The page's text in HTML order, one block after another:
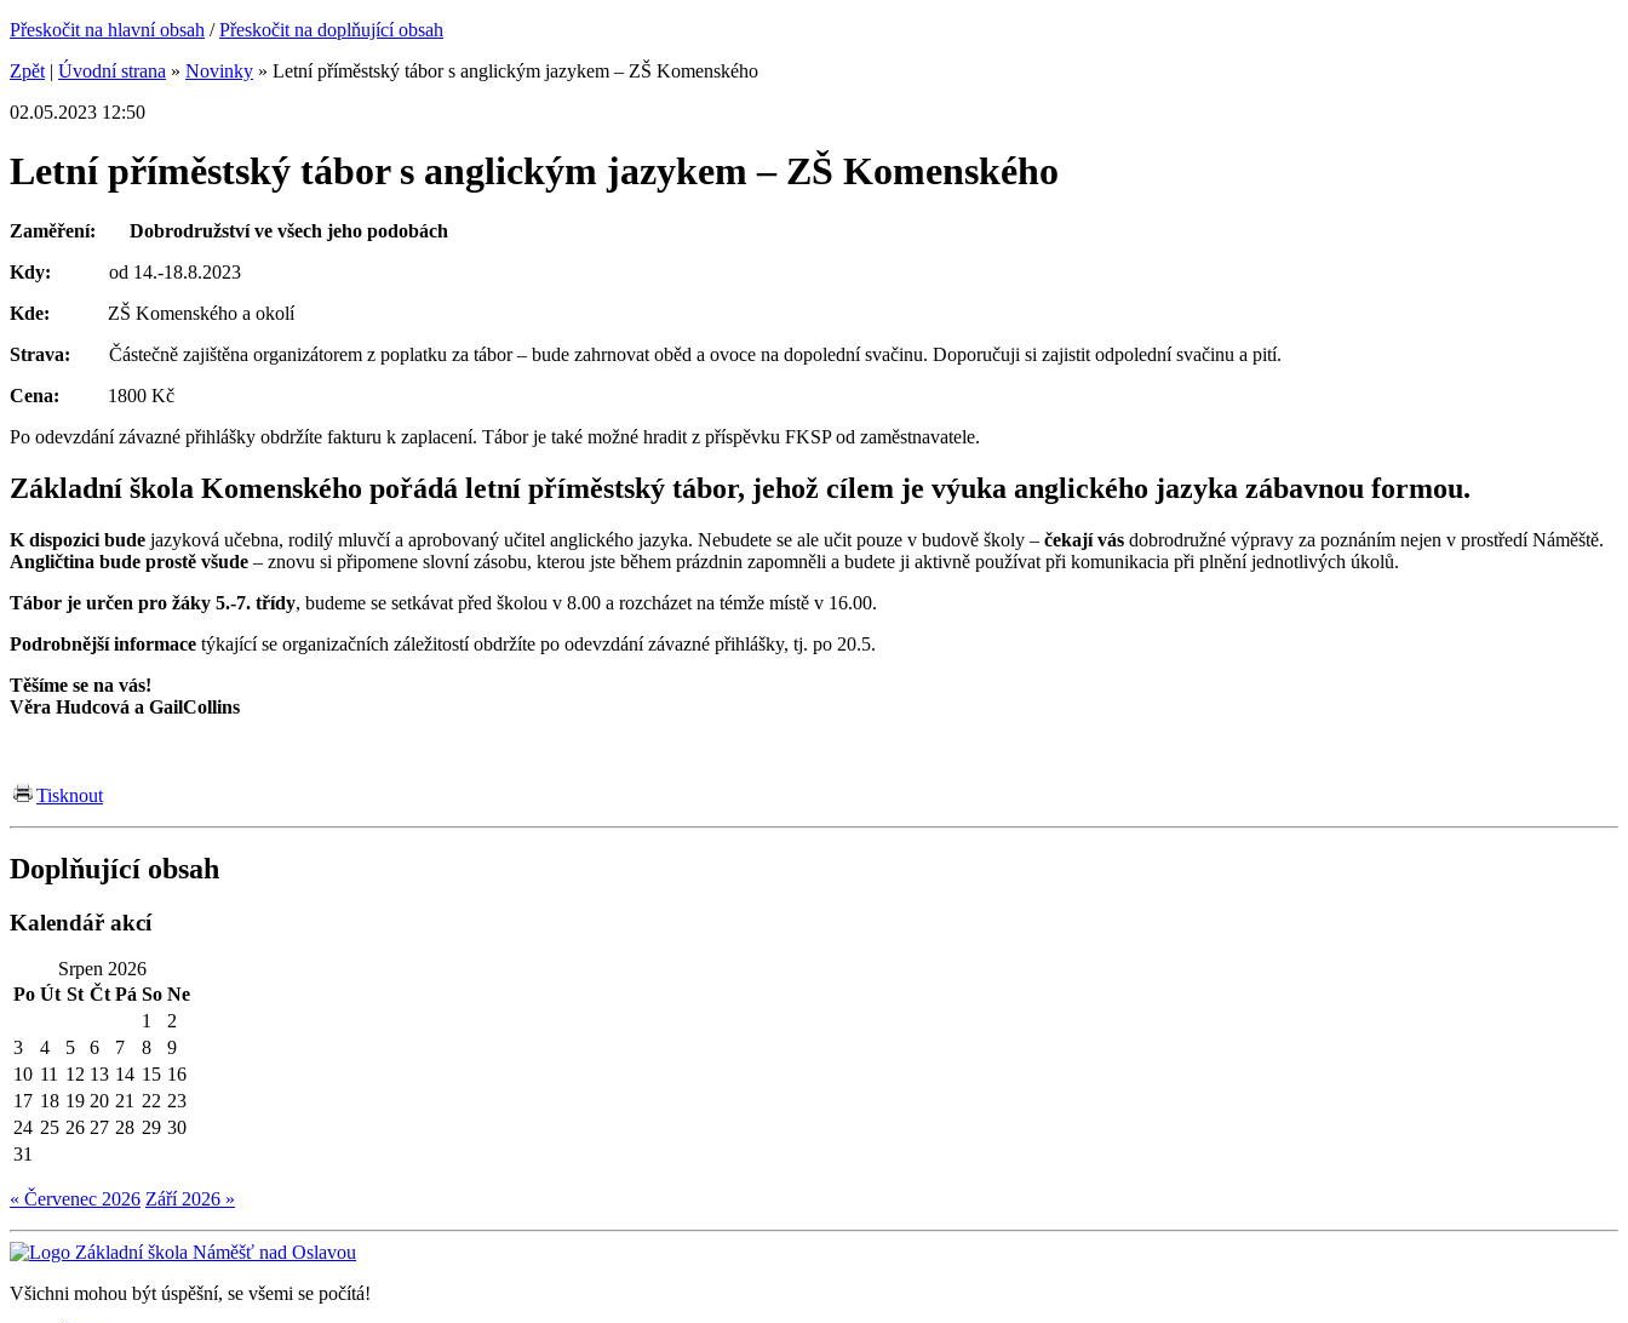
Přeskočit na hlavní obsah /Přeskočit na doplňující obsah
Zpět | Úvodní strana » Novinky » Letní příměstský tábor s anglickým jazykem – ZŠ Komenského
02.05.2023 12:50
Letní příměstský tábor s anglickým jazykem – ZŠ Komenského
Zaměření: Dobrodružství ve všech jeho podobách
Kdy:
od 14.-18.8.2023
Kde:
ZŠ Komenského a okolí
Strava:
Částečně zajištěna organizátorem z poplatku za tábor – bude zahrnovat oběd a ovoce na dopolední svačinu. Doporučuji si zajistit odpolední svačinu a pití.
Cena: 1800 Kč
Po odevzdánízávazné přihlášky obdržíte fakturu k zaplacení. Tábor je také možné hradit z příspěvku FKSP od zaměstnavatele.
Základní škola Komenského pořádá letní příměstský tábor, jehož cílem je výuka anglického jazyka zábavnou formou.
K dispozici bude jazyková učebna, rodilý mluvčí a aprobovaný učitel anglického jazyka. Nebudete se ale učit pouze v budově školy – čekajívás dobrodružné výpravy za poznáním nejen v prostředí Náměště.
Angličtina bude prostě všude – znovu si připomene slovní zásobu, kterou jste během prázdnin zapomněli a budete ji aktivně používat při komunikacia při plnění jednotlivých úkolů.
Tábor je určen pro žáky 5.-7. třídy, budeme se setkávat před školou v 8.00 a rozcházet na témže místě v 16.00.
Podrobnější informace týkající se organizačních záležitostí obdržíte po odevzdánízávazné přihlášky, tj. po 20.5.
Těšíme se na vás!
Věra Hudcová a GailCollins
Tisknout
Doplňující obsah
Kalendář akcí
Srpen 2026
Po Út St Čt Pá So Ne
1
2
3
4 5 6 7 8
9
10 11 12 13 14 15 16
17 18 19 20 21 22 23
24 25 26 27 28 29 30
31
« Červenec 2026 Září 2026 »
Všichni mohou být úspěšní, se všemi se počítá!